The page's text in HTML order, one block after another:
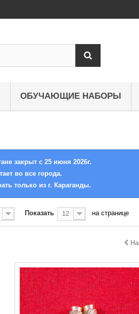
ОБУЧАЮЩИЕ НАБОРЫ
закрыт с 25 июня 2026г.
во все города.
только из г. Караганды.
Показать 12 на странице